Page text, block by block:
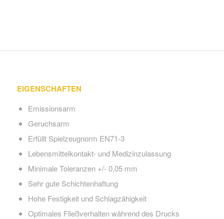
EIGENSCHAFTEN
Emissionsarm
Geruchsarm
Erfüllt Spielzeugnorm EN71-3
Lebensmittelkontakt- und Medizinzulassung
Minimale Toleranzen +/- 0,05 mm
Sehr gute Schichtenhaftung
Hohe Festigkeit und Schlagzähigkeit
Optimales Fließverhalten während des Drucks